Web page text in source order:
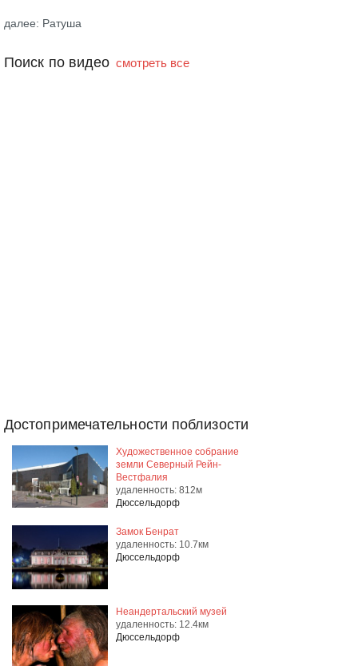
далее: Ратуша
Поиск по видео смотреть все
Достопримечательности поблизости
Художественное собрание
земли Северный Рейн-
Вестфалия
удаленность: 812м
Дюссельдорф
Замок Бенрат
удаленность: 10.7км
Дюссельдорф
Неандертальский музей
удаленность: 12.4км
Дюссельдорф